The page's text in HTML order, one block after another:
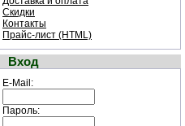
Скидки
Контакты
Прайс-лист (HTML)
Вход
E-Mail:
Пароль: